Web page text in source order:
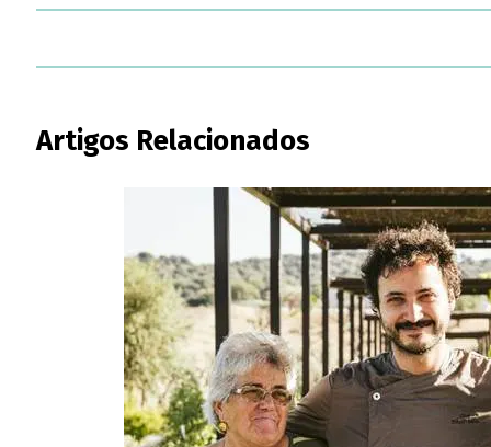
Artigos Relacionados